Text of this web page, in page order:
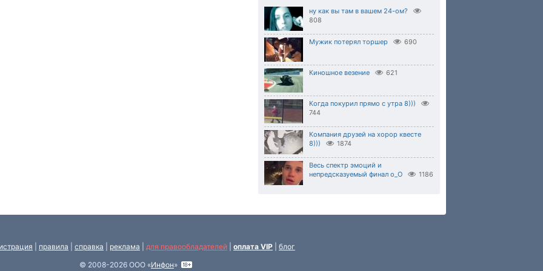
ну как вы там в вашем 24-ом?
808
Мужик потерял торшер 690
Киношное везение 621
Когда покурил прямо с утра 8)))
744
Компания друзей на хорор квесте
8)))
1874
Весь спектр эмоций и
непредсказуемый финал о_О
1186
правила справка реклама для правообладателей оплата VIP
блог
© 2008-2026 ООО «Инфон»